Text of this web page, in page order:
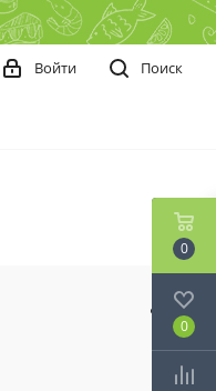
Поиск
Войти
0
0